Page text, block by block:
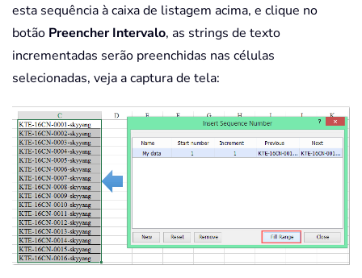
esta sequência à caixa de listagem acima, e clique no
botão Preencher Intervalo, as strings de texto
incrementadas serão preenchidas nas células
selecionadas, veja a captura de tela: